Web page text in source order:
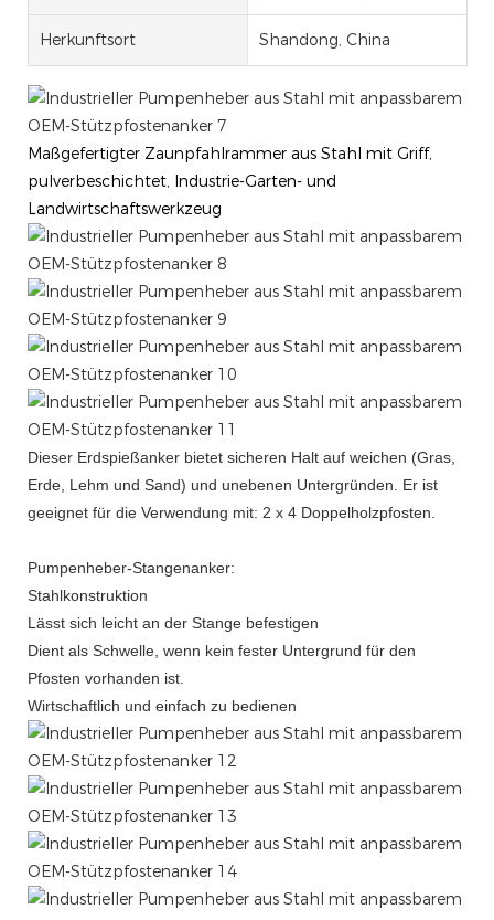
Herkunftsort Shandong, China
Maßgefertigter Zaunpfahlrammer aus Stahl mit Griff,
pulverbeschichtet, Industrie-Garten- und
Landwirtschaftswerkzeug
Dieser Erdspießanker bietet sicheren Halt auf weichen (Gras,
Erde, Lehm und Sand) und unebenen Untergründen. Er ist
geeignet für die Verwendung mit: 2 x 4 Doppelholzpfosten.
Pumpenheber-Stangenanker:
Stahlkonstruktion
Lässt sich leicht an der Stange befestigen
Dient als Schwelle, wenn kein fester Untergrund für den
Pfosten vorhanden ist.
Wirtschaftlich und einfach zu bedienen